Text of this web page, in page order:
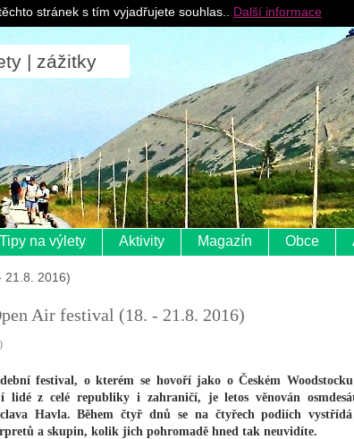
| zážitky
Pro ubytovatele
Tipy na výlety Aktivity Magazín Obce
21.8. 2016)
Air festival (18. - 21.8. 2016)
festival, o kterém se hovoří jako o Českém
lidé z celé republiky i zahraničí, je letos věnován
Havla. Během čtyř dnů se na čtyřech podiích
a skupin, kolik jich pohromadě hned tak neuvidíte.
stránek s tím vyjadřujete souhlas.. Další informace